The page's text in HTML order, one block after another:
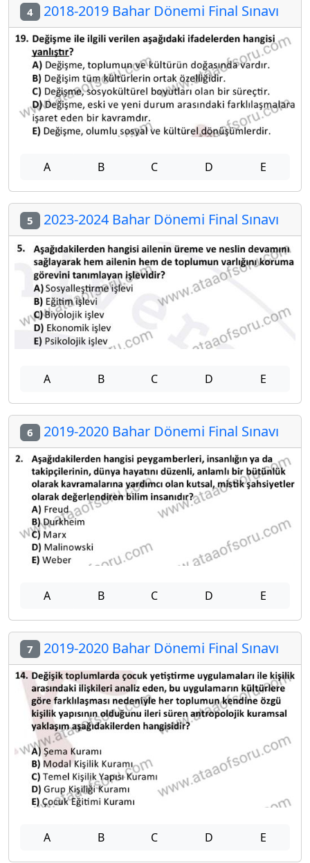
4 2018-2019 Bahar Dönemi Final Sınavı
A B C D E
5 2023-2024 Bahar Dönemi Final Sınavı
A B C D E
6 2019-2020 Bahar Dönemi Final Sınavı
A B C D E
7 2019-2020 Bahar Dönemi Final Sınavı
A B C D E